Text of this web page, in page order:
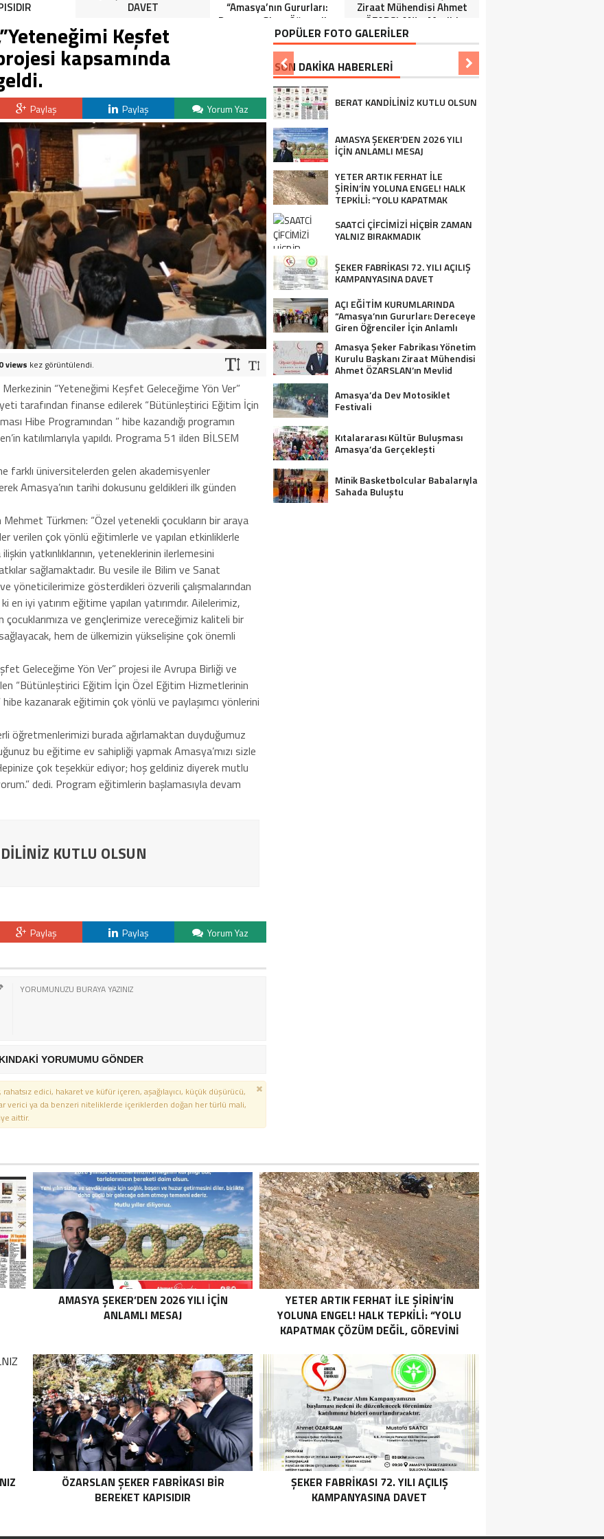
DAVET
“Amasya’nın Gururları:
Dereceye Giren Öğrenciler
İçin Anlamlı Tören”
Ziraat Mühendisi Ahmet
ÖZARSLAN’ın Mevlid
Kandili Mesajı
Keşfet
kapsamında
Paylaş Paylaş Yorum Yaz
views kez görüntülendi.
“Yeteneğimi Keşfet Geleceğime Yön Ver”
tarafından finanse edilerek “Bütünleştirici Eğitim İçin
Hibe Programından ” hibe kazandığı programın
katılımlarıyla yapıldı. Programa 51 ilden BİLSEM
farklı üniversitelerden gelen akademisyenler
Amasya’nın tarihi dokusunu geldikleri ilk günden
Türkmen: “Özel yetenekli çocukların bir araya
verilen çok yönlü eğitimlerle ve yapılan etkinliklerle
yatkınlıklarının, yeteneklerinin ilerlemesini
sağlamaktadır. Bu vesile ile Bilim ve Sanat
yöneticilerimize gösterdikleri özverili çalışmalarından
en iyi yatırım eğitime yapılan yatırımdır. Ailelerimiz,
ve gençlerimize vereceğimiz kaliteli bir
hem de ülkemizin yükselişine çok önemli
Geleceğime Yön Ver” projesi ile Avrupa Birliği ve
“Bütünleştirici Eğitim İçin Özel Eğitim Hizmetlerinin
kazanarak eğitimin çok yönlü ve paylaşımcı yönlerini
öğretmenlerimizi burada ağırlamaktan duyduğumuz
bu eğitime ev sahipliği yapmak Amasya’mızı sizle
çok teşekkür ediyor; hoş geldiniz diyerek mutlu
dedi. Program eğitimlerin başlamasıyla devam
KUTLU OLSUN
Paylaş Paylaş Yorum Yaz
YORUMUMU GÖNDER
edici, hakaret ve küfür içeren, aşağılayıcı, küçük düşürücü,
verici ya da benzeri niteliklerde içeriklerden doğan her türlü mali,
aittir.
POPÜLER FOTO GALERİLER
SON DAKİKA HABERLERİ
BERAT KANDİLİNİZ KUTLU OLSUN
AMASYA ŞEKER’DEN 2026 YILI
İÇİN ANLAMLI MESAJ
YETER ARTIK FERHAT İLE
ŞİRİN’İN YOLUNA ENGEL! HALK
TEPKİLİ: “YOLU KAPATMAK
SAATCİ ÇİFCİMİZİ HİÇBİR ZAMAN
YALNIZ BIRAKMADIK
ŞEKER FABRİKASI 72. YILI AÇILIŞ
KAMPANYASINA DAVET
AÇI EĞİTİM KURUMLARINDA
“Amasya’nın Gururları: Dereceye
Giren Öğrenciler İçin Anlamlı
Amasya Şeker Fabrikası Yönetim
Kurulu Başkanı Ziraat Mühendisi
Ahmet ÖZARSLAN’ın Mevlid
Amasya’da Dev Motosiklet
Festivali
Kıtalararası Kültür Buluşması
Amasya’da Gerçekleşti
Minik Basketbolcular Babalarıyla
Sahada Buluştu
AMASYA ŞEKER’DEN 2026 YILI İÇİN
ANLAMLI MESAJ
YETER ARTIK FERHAT İLE ŞİRİN’İN
YOLUNA ENGEL! HALK TEPKİLİ: “YOLU
KAPATMAK ÇÖZÜM DEĞİL, GÖREVİNİ
ÖZARSLAN ŞEKER FABRİKASI BİR
BEREKET KAPISIDIR
ŞEKER FABRİKASI 72. YILI AÇILIŞ
KAMPANYASINA DAVET